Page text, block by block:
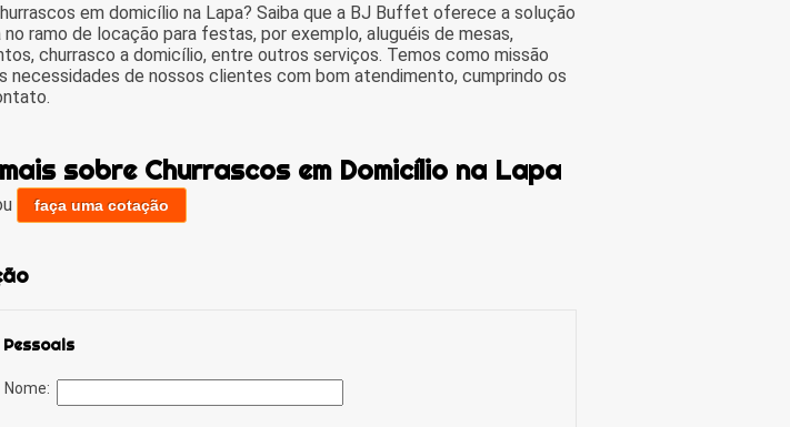
em domicílio na Lapa? Saiba que a BJ Buffet oferece a solução
ramo de locação para festas, por exemplo, aluguéis de mesas,
churrasco a domicílio, entre outros serviços. Temos como missão
necessidades de nossos clientes com bom atendimento, cumprindo os
sobre Churrascos em Domicílio na Lapa
faça uma cotação
Nome: